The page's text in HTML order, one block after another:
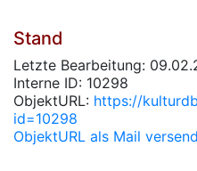
Stand
Letzte Bearbeitung:
Interne ID: 10298
ObjektURL: https://
id=10298
ObjektURL als Mail